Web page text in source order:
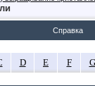
Справка
D E F G